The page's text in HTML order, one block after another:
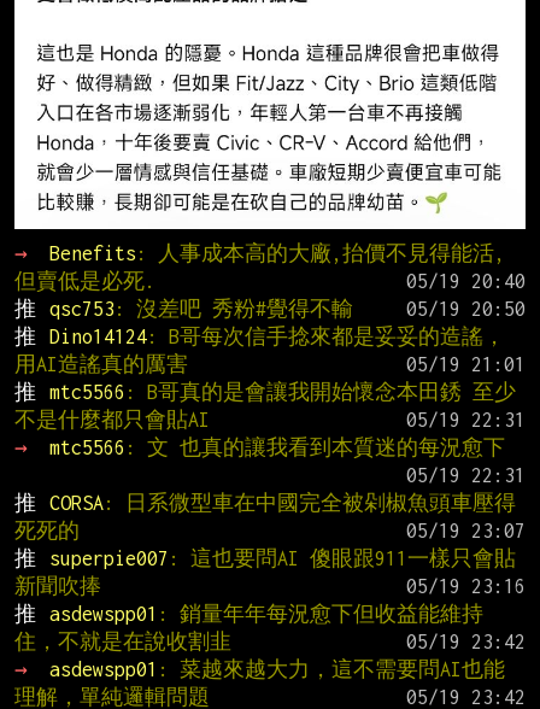
→ Benefits : 人事成本高的大廠,抬價不見得能活,
但賣低是必死.
推
qsc753 : 沒差吧 秀粉#覺得不輸
推
Dino14124: B哥每次信手捻來都是妥妥的造謠，
用AI造謠真的厲害
推
mtc5566 : B哥真的是會讓我開始懷念本田銹 至少
不是什麼都只會貼AI
→
mtc5566 : 文 也真的讓我看到本質迷的每況愈下
推
CORSA: 日系微型車在中國完全被剁椒魚頭車壓得
死死的
推
superpie007 : 這也要問AI 傻眼跟911一樣只會貼
新聞吹捧
推
asdewspp01 : 銷量年年每況愈下但收益能維持
住，不就是在說收割韭
→
asdewspp01 : 菜越來越大力，這不需要問AI也能
理解，單純邏輯問題